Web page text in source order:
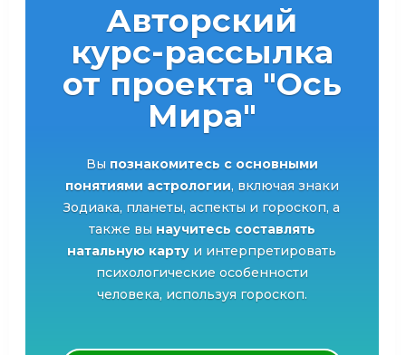
Авторский
курс-рассылка
от проекта "Ось
Мира"
Вы познакомитесь с основными
понятиями астрологии, включая знаки
Зодиака, планеты, аспекты и гороскоп, а
также вы научитесь составлять
натальную карту и интерпретировать
психологические особенности
человека, используя гороскоп.